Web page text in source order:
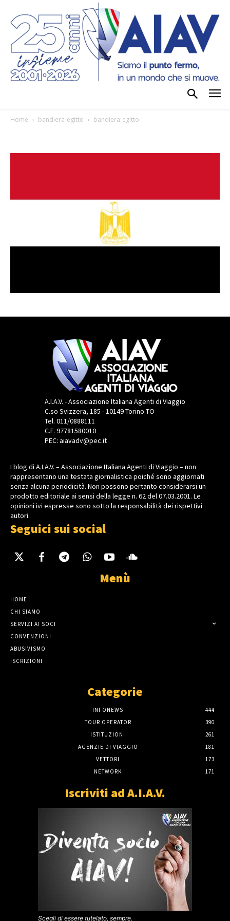
Home bandiera-egitto bandiera-egitto
A.I.A.V. - Associazione Italiana Agenti di Viaggio
C.so Svizzera, 185 - 10149 Torino TO
Tel. 011/0888111
C.F. 97781580010
PEC: aiavadv@pec.it
I blog di A.I.A.V. – Associazione Italiana Agenti di Viaggio – non
rappresentano una testata giornalistica poiché sono aggiornati
senza alcuna periodicità. Non possono pertanto considerarsi un
prodotto editoriale ai sensi della legge n. 62 del 07.03.2001. Le
opinioni ivi espresse sono sotto la responsabilità dei rispettivi
autori.
Seguici sui social
Menù
HOME
CHI SIAMO
SERVIZI AI SOCI
CONVENZIONI
ABUSIVISMO
ISCRIZIONI
Categorie
INFONEWS
444
TOUR OPERATOR
390
ISTITUZIONI
261
AGENZIE DI VIAGGIO
181
VETTORI
173
NETWORK
171
Iscriviti ad A.I.A.V.
Scegli di essere tutelato, sempre.